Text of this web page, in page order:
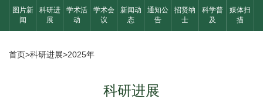
图片新
闻
科研进
展
学术活
动
学术会
议
新闻动
态
通知公
告
招贤纳
士
科学普
及
媒体扫
描
首页>科研进展>2025年
科研进展